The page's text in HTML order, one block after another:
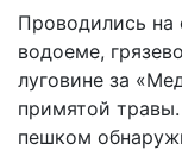
Проводились на
водоеме,
луговине за
примятой
пешком